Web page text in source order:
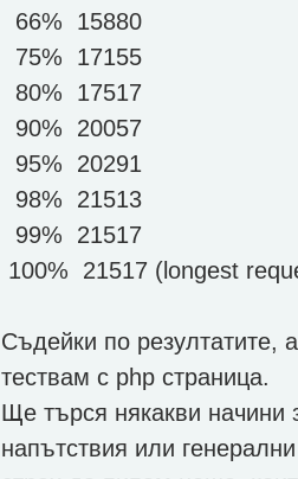
66% 15880
75% 17155
80% 17517
90% 20057
95% 20291
98% 21513
99% 21517
100% 21517 (longest
Съдейки по резултатите,
тествам с php страница.
Ще търся някакви начини
напътствия или